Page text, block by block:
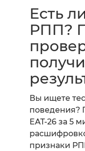
Есть
РПП?
Вы ищете
поведения?
EAT-26 за 5
признаки